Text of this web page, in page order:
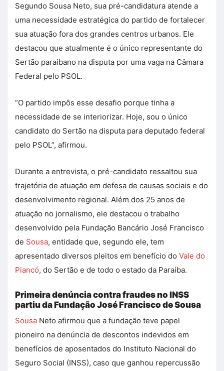
Segundo Sousa Neto, sua pré-candidatura atende a
uma necessidade estratégica do partido de fortalecer
sua atuação fora dos grandes centros urbanos. Ele
destacou que atualmente é o único representante do
Sertão paraibano na disputa por uma vaga na Câmara
Federal pelo PSOL.
“O partido impôs esse desafio porque tinha a
necessidade de se interiorizar. Hoje, sou o único
candidato do Sertão na disputa para deputado federal
pelo PSOL”, afirmou.
Durante a entrevista, o pré-candidato ressaltou sua
trajetória de atuação em defesa de causas sociais e do
desenvolvimento regional. Além dos 25 anos de
atuação no jornalismo, ele destacou o trabalho
desenvolvido pela Fundação Bancário José Francisco
de Sousa, entidade que, segundo ele, tem
apresentado diversos pleitos em benefício do Vale do
Piancó, do Sertão e de todo o estado da Paraíba.
Primeira denúncia contra fraudes no INSS
partiu da Fundação José Francisco de Sousa
Sousa Neto afirmou que a fundação teve papel
pioneiro na denúncia de descontos indevidos em
benefícios de aposentados do Instituto Nacional do
Seguro Social (INSS), caso que ganhou repercussão